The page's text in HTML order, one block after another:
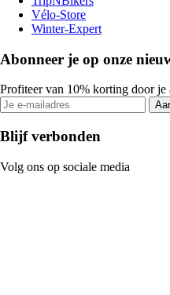
Vélo-Store
Winter-Expert
Abonneer je op onze
Profiteer van 10% korting door
Blijf verbonden
Volg ons op sociale media